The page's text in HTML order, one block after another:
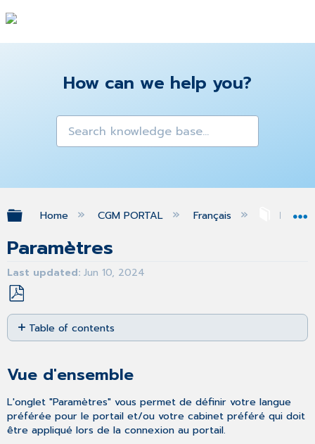
How can we help you?
Expand/collapse global hierarchy
Home CGM PORTAL Français Profil
Paramètres
Last updated Jun 10, 2024
Save
as
PDF
Table of contents
Sélection
la
langue
préférée
Vue d'ensemble
L'onglet "Paramètres" vous permet de définir votre langue
préférée pour le portail et/ou votre cabinet préféré qui doit
être appliqué lors de la connexion au portail.